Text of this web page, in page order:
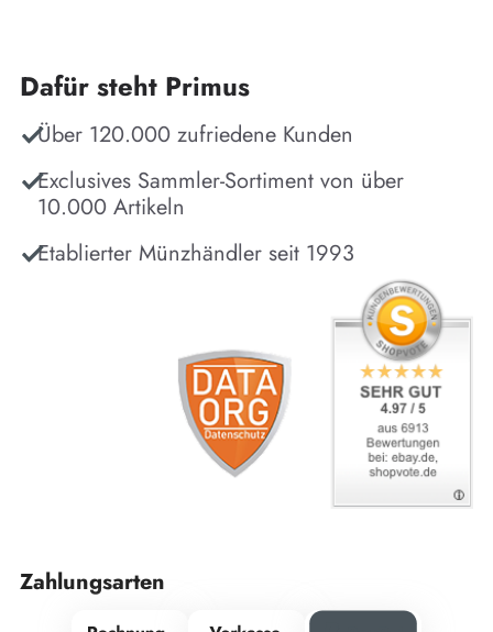
Dafür steht Primus
Über 120.000 zufriedene Kunden
Exclusives Sammler-Sortiment von über
10.000 Artikeln
Etablierter Münzhändler seit 1993
Zahlungsarten